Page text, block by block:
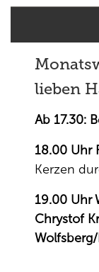
lieben
Ab 17.30:
18.00 Uhr
Kerzen
19.00 Uhr
Chrystof